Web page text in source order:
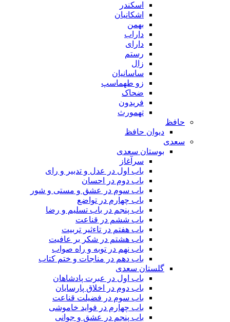
اسکندر
اشکانیان
بهمن
داراب
دارای
رستم
زال
ساسانیان
زو طهماسپ‏
ضحاک
فریدون
تهمورث
حافظ
دیوان حافظ
سعدی
بوستان سعدی
سرآغاز
باب اول در عدل و تدبیر و رای
باب دوم در احسان
باب سوم در عشق و مستی و شور
باب چهارم در تواضع
باب پنجم در باب تسلیم و رضا
باب ششم در قناعت
باب هفتم در تاءثیر تربیت
باب هشتم در شکر بر عافیت
باب نهم در توبه و راه صواب
باب دهم در مناجات و ختم کتاب
گلستان سعدی
باب اول در عبرت پادشاهان
باب دوم در اخلاق پارسایان
باب سوم در فضیلت قناعت
باب چهارم در فواید خاموشى
باب پنجم در عشق و جوانى